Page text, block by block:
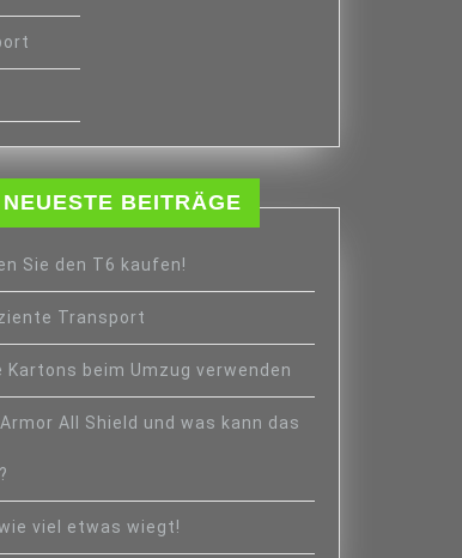
NEUESTE BEITRÄGE
Sie den T6 kaufen!
Transport
Kartons beim Umzug verwenden
All Shield und was kann das
viel etwas wiegt!